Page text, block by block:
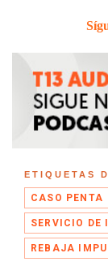
ETIQUETAS
CASO PENTA
SERVICIO DE
REBAJA